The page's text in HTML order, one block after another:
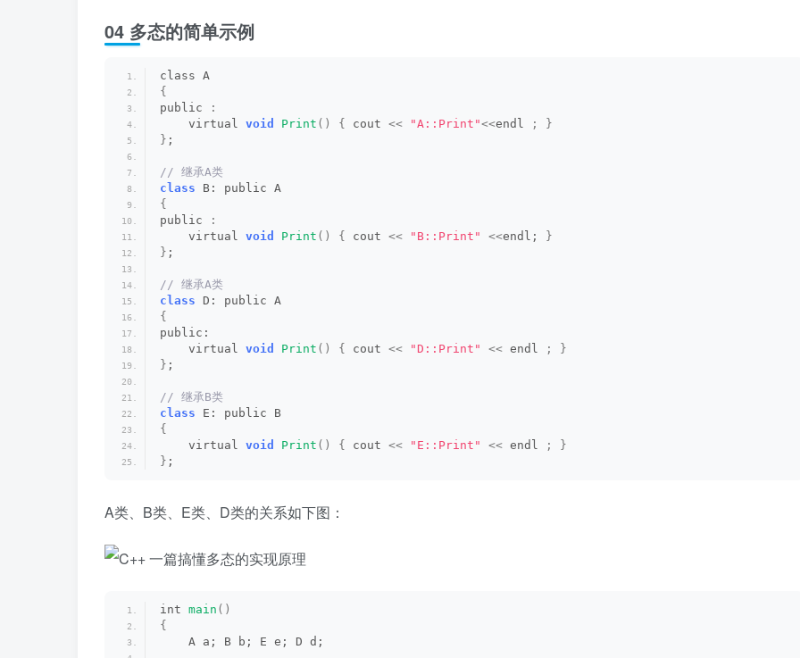
04 多态的简单示例
class A
{
public
:
    virtual
void Print () { cout << "A::Print"<<endl ;
}
} ;
// 继承A类
class B: public A
{
public
:
    virtual
void Print () { cout << "B::Print" <<endl;
}
} ;
// 继承A类
class D: public A
{
public:
    virtual
void Print () { cout << "D::Print" << endl ;
}
} ;
// 继承B类
class E: public B
{
    virtual
void Print () { cout << "E::Print" << endl ;
}
} ;
A类、B类、E类、D类的关系如下图：
int main ()
{
    A a; B b; E e; D d;